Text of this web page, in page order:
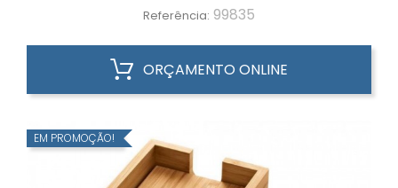
Referência: 99835
ORÇAMENTO ONLINE
EM PROMOÇÃO!